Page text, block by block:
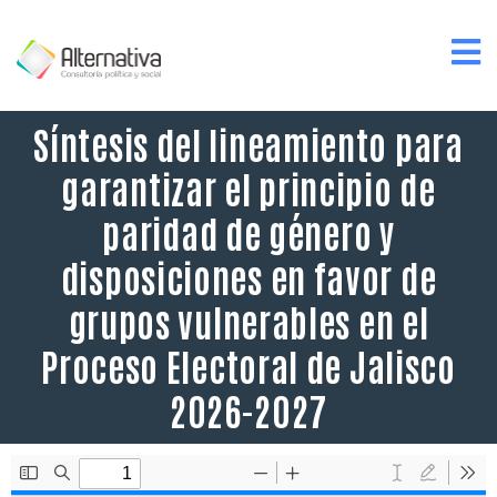
Síntesis del lineamiento para
garantizar el principio de
paridad de género y
disposiciones en favor de
grupos vulnerables en el
Proceso Electoral de Jalisco
2026-2027